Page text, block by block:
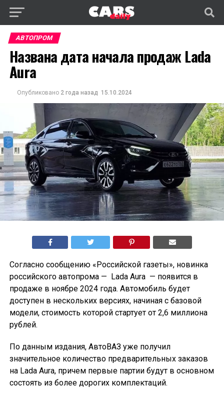
АВТОПРОМ
Названа дата начала продаж Lada
Aura
Опубликовано 2 года назад 15.10.2024
Согласно сообщению «Российской газеты», новинка
российского автопрома — Lada Aura — появится в
продаже в ноябре 2024 года. Автомобиль будет
доступен в нескольких версиях, начиная с базовой
модели, стоимость которой стартует от 2,6 миллиона
рублей.
По данным издания, АвтоВАЗ уже получил
значительное количество предварительных заказов
на Lada Aura, причем первые партии будут в основном
состоять из более дорогих комплектаций.